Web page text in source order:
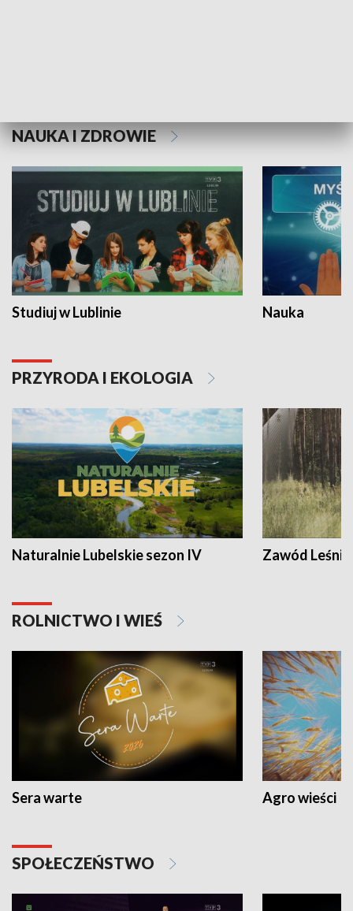
NAUKA I ZDROWIE
Studiuj w Lublinie Nauka
PRZYRODA I EKOLOGIA
Naturalnie Lubelskie sezon IV Zawód Leśnik
ROLNICTWO I WIEŚ
Sera warte Agro wieści
SPOŁECZEŃSTWO